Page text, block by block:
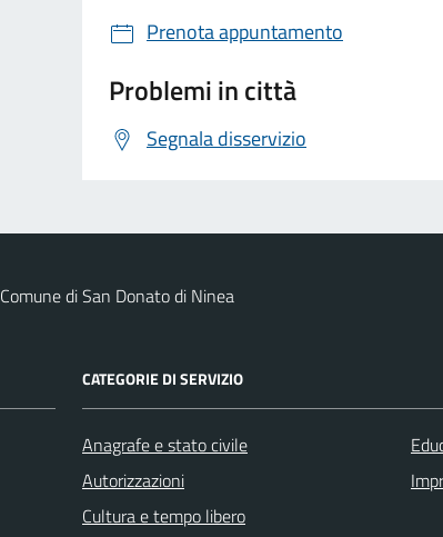
Prenota appuntamento
Problemi in città
Segnala disservizio
Comune di San Donato di Ninea
CATEGORIE DI SERVIZIO
Anagrafe e stato civile
Autorizzazioni
Cultura e tempo libero